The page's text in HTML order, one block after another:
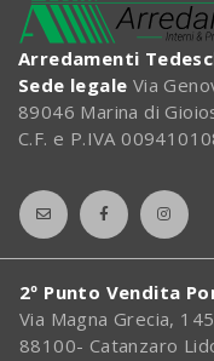
Arredamenti
Sede legale Via
89046 Marina di
C.F. e P.IVA
2º Punto Vendita
Via Magna Grecia, 145
88100- Catanzaro